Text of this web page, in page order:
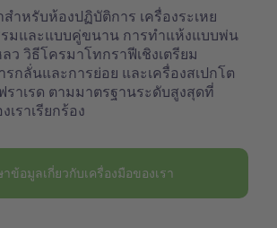
ำหรับห้องปฏิบัติการ เครื่องระเหย
มและแบบคู่ขนาน การทำแห้งแบบพ่น
ว วิธีโครมาโทกราฟีเชิงเตรียม
รกลั่นและการย่อย และเครื่องสเปกโต
ราเรด ตามมาตรฐานระดับสูงสุดที่
ราเรียกร้อง
ข้อมูลเกี่ยวกับเครื่องมือของเรา